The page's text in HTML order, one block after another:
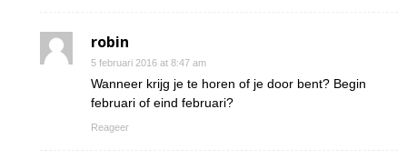
robin
5 februari 2016 at 8:47 am
Wanneer krijg je te horen of je door bent? Begin
februari of eind februari?
Reageer